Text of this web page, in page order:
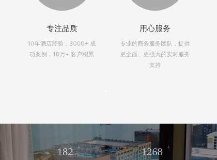
专注品质
10年酒店经验，3000+ 成
功案例，10万+ 客户积累
用心服务
专业的商务服务团队，提供
更全面、更强大的实时服务
支持
182 + 1268 +